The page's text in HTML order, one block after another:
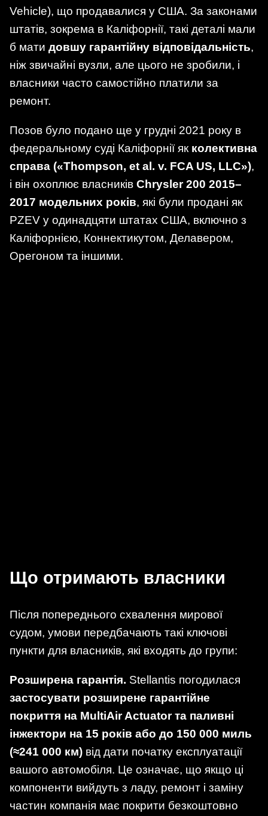
Vehicle), що продавалися у США. За законами
штатів, зокрема в Каліфорнії, такі деталі мали
б мати довшу гарантійну відповідальність,
ніж звичайні вузли, але цього не зробили, і
власники часто самостійно платили за
ремонт.
Позов було подано ще у грудні 2021 року в
федеральному суді Каліфорнії як колективна
справа («Thompson, et al. v. FCA US, LLC»),
і він охоплює власників Chrysler 200 2015–
2017 модельних років, які були продані як
PZEV у одинадцяти штатах США, включно з
Каліфорнією, Коннектикутом, Делавером,
Орегоном та іншими.
Що отримають власники
Після попереднього схвалення мирової
судом, умови передбачають такі ключові
пункти для власників, які входять до групи:
Розширена гарантія. Stellantis погодилася
застосувати розширене гарантійне
покриття на MultiAir Actuator та паливні
інжектори на 15 років або до 150 000 миль
(≈241 000 км) від дати початку експлуатації
вашого автомобіля. Це означає, що якщо ці
компоненти вийдуть з ладу, ремонт і заміну
частин компанія має покрити безкоштовно